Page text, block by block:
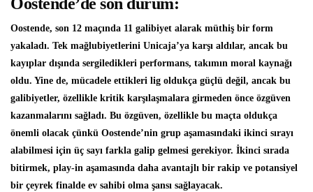
Oostende, son 12 maçında 11 galibiyet alarak müthiş bir form
yakaladı. Tek mağlubiyetlerini Unicaja’ya karşı aldılar, ancak bu
kayıplar dışında sergiledikleri performans, takımın moral kaynağı
oldu. Yine de, mücadele ettikleri lig oldukça güçlü değil, ancak bu
galibiyetler, özellikle kritik karşılaşmalara girmeden önce özgüven
kazanmalarını sağladı. Bu özgüven, özellikle bu maçta oldukça
önemli olacak çünkü Oostende’nin grup aşamasındaki ikinci sırayı
alabilmesi için üç sayı farkla galip gelmesi gerekiyor. İkinci sırada
bitirmek, play-in aşamasında daha avantajlı bir rakip ve potansiyel
bir çeyrek finalde ev sahibi olma şansı sağlayacak.